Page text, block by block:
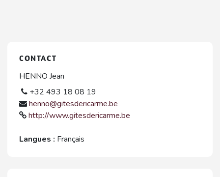
CONTACT
HENNO Jean
+32 493 18 08 19
henno@gitesdericarme.be
http://www.gitesdericarme.be
Langues : Français